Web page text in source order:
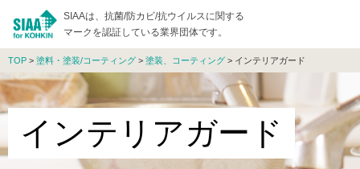
SIAAは、抗菌/防カビ/抗ウイルスに関する
マークを認証している業界団体です。
TOP > 塗料・塗装/コーティング > 塗装、コーティング > インテリアガード
インテリアガード